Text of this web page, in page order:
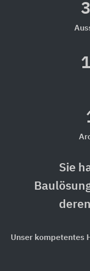
Sie
Unser kompetentes